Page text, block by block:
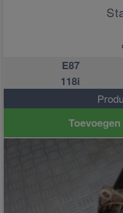
E87
118i